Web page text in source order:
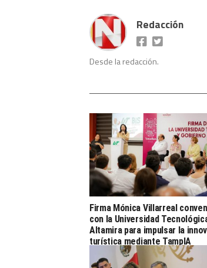
Redacción
Desde la redacción.
Firma Mónica Villarreal
con la Universidad
Altamira para impulsar la
turística mediante TampIA